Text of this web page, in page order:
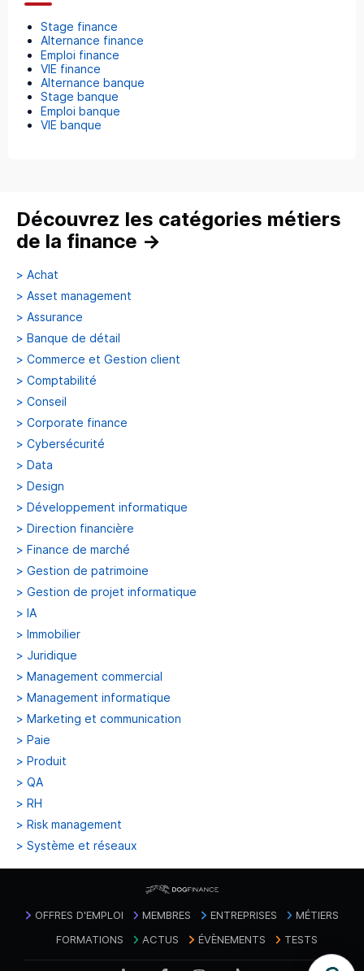
Stage finance
Alternance finance
Emploi finance
VIE finance
Alternance banque
Stage banque
Emploi banque
VIE banque
Découvrez les catégories métiers
de la finance →
> Achat
> Asset management
> Assurance
> Banque de détail
> Commerce et Gestion client
> Comptabilité
> Conseil
> Corporate finance
> Cybersécurité
> Data
> Design
> Développement informatique
> Direction financière
> Finance de marché
> Gestion de patrimoine
> Gestion de projet informatique
> IA
> Immobilier
> Juridique
> Management commercial
> Management informatique
> Marketing et communication
> Paie
> Produit
> QA
> RH
> Risk management
> Système et réseaux
OFFRES D'EMPLOI MEMBRES ENTREPRISES
MÉTIERS
FORMATIONS
ACTUS ÉVÈNEMENTS TESTS